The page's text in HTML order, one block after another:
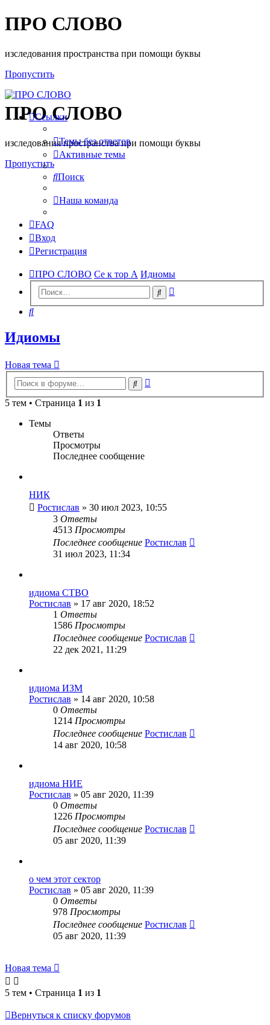
ПРО СЛОВО
изследования пространства при помощи буквы
Пропустить
ПРО СЛОВО
изследования пространства при помощи буквы
Пропустить
Ссылки
Темы без ответов
Активные темы
Поиск
Наша команда
FAQ
Вход
Регистрация
ПРО СЛОВО Се к тор А Идиомы
Поиск
Поиск
Идиомы
Новая тема
Поиск
5 тем • Страница 1 из 1
Темы
Ответы
Просмотры
Последнее сообщение
НИК
Ростислав » 30 июл 2023, 10:55
3 Ответы
4513 Просмотры
Последнее сообщение Ростислав
31 июл 2023, 11:34
идиома СТВО
Ростислав » 17 авг 2020, 18:52
1 Ответы
1586 Просмотры
Последнее сообщение Ростислав
22 дек 2021, 11:29
идиома ИЗМ
Ростислав » 14 авг 2020, 10:58
0 Ответы
1214 Просмотры
Последнее сообщение Ростислав
14 авг 2020, 10:58
идиома НИЕ
Ростислав » 05 авг 2020, 11:39
0 Ответы
1226 Просмотры
Последнее сообщение Ростислав
05 авг 2020, 11:39
о чем этот сектор
Ростислав » 05 авг 2020, 11:39
0 Ответы
978 Просмотры
Последнее сообщение Ростислав
05 авг 2020, 11:39
Новая тема
5 тем • Страница 1 из 1
Вернуться к списку форумов